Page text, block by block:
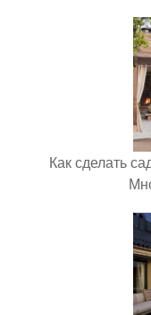
Как сделать